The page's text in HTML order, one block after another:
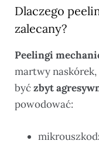
Dlaczego
zalecany?
Peelingi
martwy
byćzbyt
powodować: